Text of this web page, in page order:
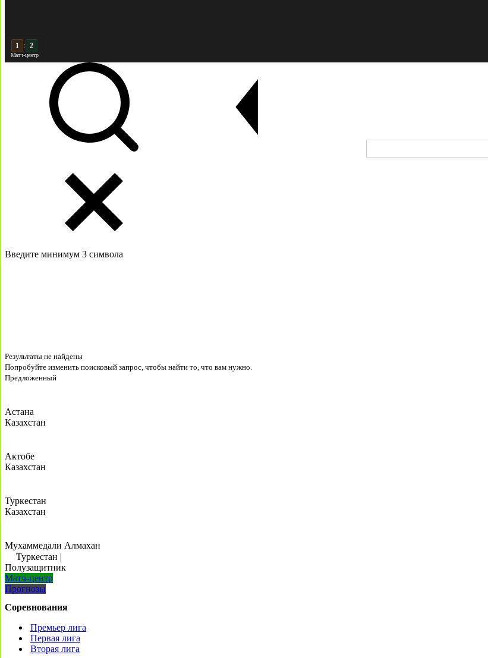
2 : 2
Матч-центр
Введите минимум 3 символа
Результаты не найдены
Попробуйте изменить поисковый запрос, чтобы найти то, что вам нужно.
Предложенный
Астана
Казахстан
Актобе
Казахстан
Туркестан
Казахстан
Мухаммедали Алмахан
Туркестан |
Полузащитник
Матч-центр
Прогнозы
Соревнования
Премьер лига
Первая лига
Вторая лига